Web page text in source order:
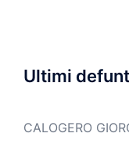
Ultimi
CALOGERO